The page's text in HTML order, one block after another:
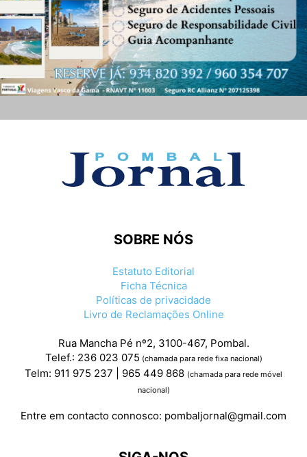
SOBRE NÓS
Estatuto Editorial
Ficha Técnica
Políticas de privacidade
Livro de Reclamações Online
Rua Mancha Pé nº2, 3100-467, Pombal.
Telef.: 236 023 075 (chamada para rede fixa nacional)
Telm: 911 975 237 | 965 449 868 (chamada para rede móvel
nacional)
Entre em contacto connosco: pombaljornal@gmail.com